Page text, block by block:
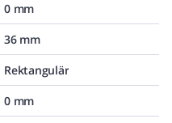
0 mm
36 mm
Rektangulär
0 mm